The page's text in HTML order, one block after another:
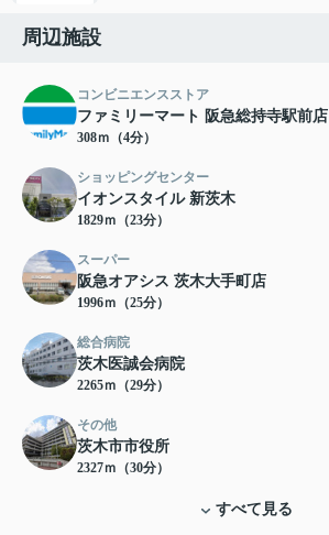
周辺施設
コンビニエンスストア
ファミリーマート 阪急総持寺駅前店
308ｍ（4分）
ショッピングセンター
イオンスタイル 新茨木
1829ｍ（23分）
スーパー
阪急オアシス 茨木大手町店
1996ｍ（25分）
総合病院
茨木医誠会病院
2265ｍ（29分）
その他
茨木市市役所
2327ｍ（30分）
すべて見る